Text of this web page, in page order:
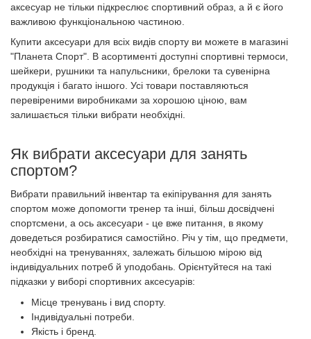
аксесуар не тільки підкреслює спортивний образ, а й є його
важливою функціональною частиною.
Купити аксесуари для всіх видів спорту ви можете в магазині
"Планета Спорт". В асортименті доступні спортивні термоси,
шейкери, рушники та напульсники, брелоки та сувенірна
продукція і багато іншого. Усі товари поставляються
перевіреними виробниками за хорошою ціною, вам
залишається тільки вибрати необхідні.
Як вибрати аксесуари для занять
спортом?
Вибрати правильний інвентар та екіпірування для занять
спортом може допомогти тренер та інші, більш досвідчені
спортсмени, а ось аксесуари - це вже питання, в якому
доведеться розбиратися самостійно. Річ у тім, що предмети,
необхідні на тренуваннях, залежать більшою мірою від
індивідуальних потреб й уподобань. Орієнтуйтеся на такі
підказки у виборі спортивних аксесуарів:
Місце тренувань і вид спорту.
Індивідуальні потреби.
Якість і бренд.